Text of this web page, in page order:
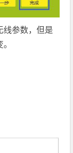
线参数，但是